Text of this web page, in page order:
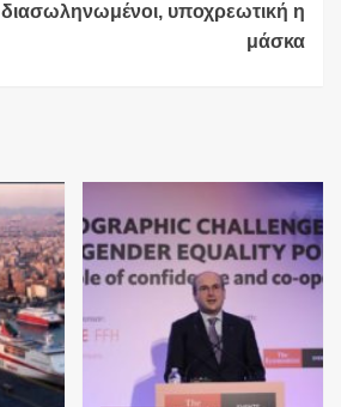
υποχρεωτική η
μάσκα